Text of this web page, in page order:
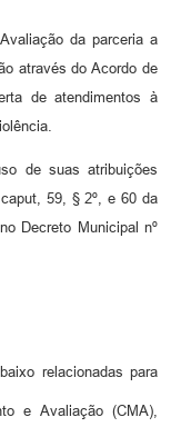
da parceria a
através do Acordo de
de atendimentos à
de suas atribuições
59, § 2º, e 60 da
Decreto Municipal nº
relacionadas para
e Avaliação (CMA),